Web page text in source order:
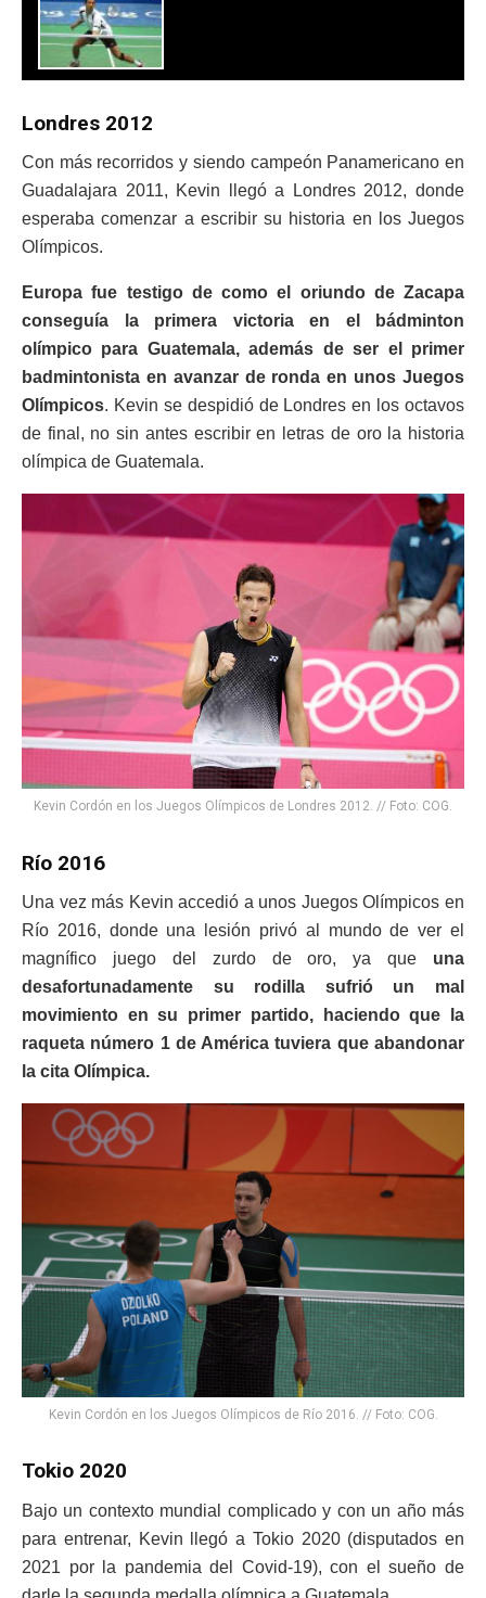
Londres 2012
Con más recorridos y siendo campeón Panamericano en
Guadalajara 2011, Kevin llegó a Londres 2012, donde
esperaba comenzar a escribir su historia en los Juegos
Olímpicos.
Europa fue testigo de como el oriundo de Zacapa
conseguía la primera victoria en el bádminton
olímpico para Guatemala, además de ser el primer
badmintonista en avanzar de ronda en unos Juegos
Olímpicos. Kevin se despidió de Londres en los octavos
de final, no sin antes escribir en letras de oro la historia
olímpica de Guatemala.
Kevin Cordón en los Juegos Olímpicos de Londres 2012. // Foto: COG.
Río 2016
Una vez más Kevin accedió a unos Juegos Olímpicos en
Río 2016, donde una lesión privó al mundo de ver el
magnífico juego del zurdo de oro, ya que una
desafortunadamente su rodilla sufrió un mal
movimiento en su primer partido, haciendo que la
raqueta número 1 de América tuviera que abandonar
la cita Olímpica.
Kevin Cordón en los Juegos Olímpicos de Río 2016. // Foto: COG.
Tokio 2020
Bajo un contexto mundial complicado y con un año más
para entrenar, Kevin llegó a Tokio 2020 (disputados en
2021 por la pandemia del Covid-19), con el sueño de